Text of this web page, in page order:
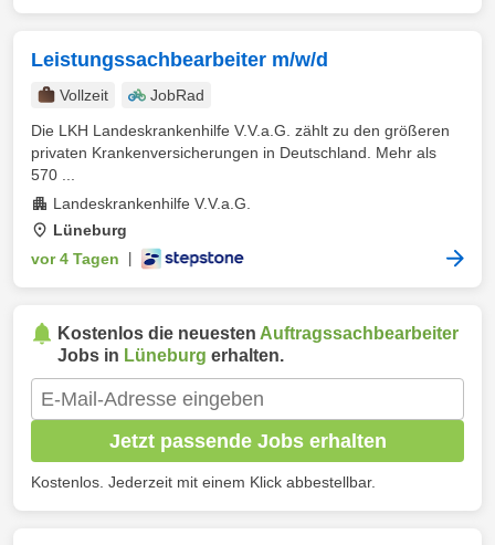
Leistungssachbearbeiter m/w/d
Vollzeit
JobRad
Die LKH Landeskrankenhilfe V.V.a.G. zählt zu den größeren
privaten Krankenversicherungen in Deutschland. Mehr als
570 ...
Landeskrankenhilfe V.V.a.G.
Lüneburg
vor 4 Tagen
Kostenlos die neuesten Auftragssachbearbeiter
Jobs in Lüneburg erhalten.
Jetzt passende Jobs erhalten
Kostenlos. Jederzeit mit einem Klick abbestellbar.